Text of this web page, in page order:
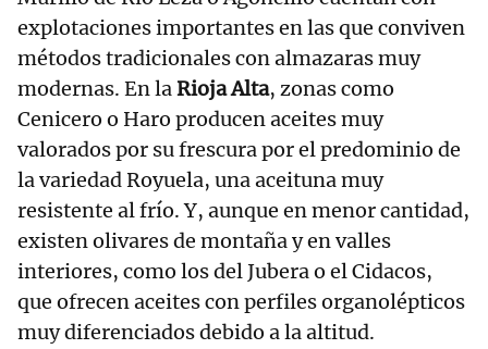
explotaciones importantes en las que conviven
métodos tradicionales con almazaras muy
modernas. En laRioja Alta, zonas como
Cenicero o Haro producen aceites muy
valorados por su frescura por el predominio de
la variedad Royuela, una aceituna muy
resistente al frío. Y, aunque en menor cantidad,
existen olivares de montaña y en valles
interiores, como los del Jubera o el Cidacos,
que ofrecen aceites con perfiles organolépticos
muy diferenciados debido a la altitud.